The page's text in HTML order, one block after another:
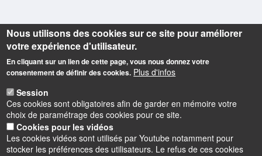
Informations
Actuellement dirigé par Gabriele VICKERMANN-
RIBÉMONT, le laboratoire POLEN (POuvoirs, LEttres,
Normes) a une vocation fortement pluridisciplinaire
puisqu'il regroupe littéraires, historiens, historiens du
Nous utilisons des cookies sur ce site pour améliorer
votre expérience d'utilisateur.
En cliquant sur un lien de cette page, vous nous donnez votre
consentement de définir des cookies. Plus d'infos
Session
Ces cookies sont obligatoires afin de garder en mémoire votre
choix de paramétrage des cookies pour ce site.
Cookies pour les vidéos
Les cookies vidéos sont utilisés par Youtube notamment pour
stocker les préférences des utilisateurs. Le refus de ces cookies